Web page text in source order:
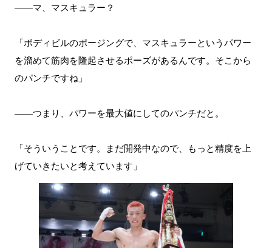
――マ、マスキュラー？
「ボディビルのポージングで、マスキュラーというパワー
を溜めて筋肉を隆起させるポーズがあるんです。そこから
のパンチですね」
――つまり、パワーを最大値にしてのパンチだと。
「そういうことです。まだ開発中なので、もっと精度を上
げていきたいと考えています」